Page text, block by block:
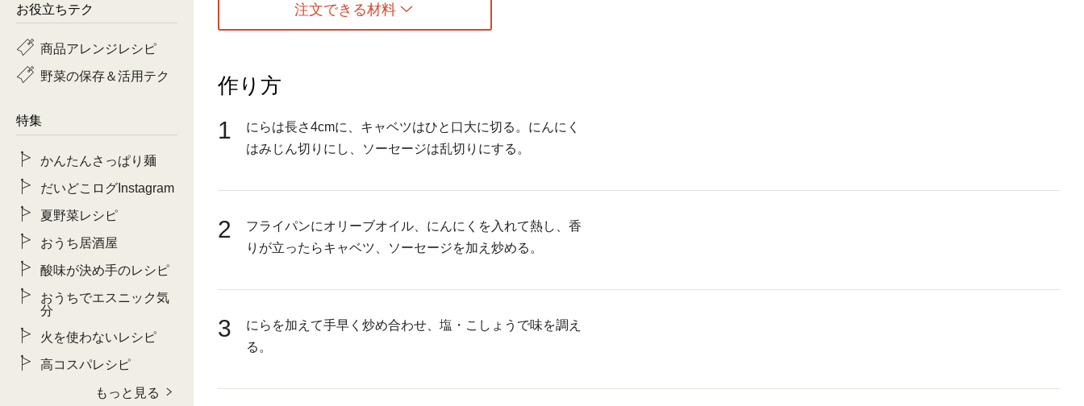
注文できる材料
作り方
1
にらは長さ4cmに、キャベツはひと口大に切る。にんにく
はみじん切りにし、ソーセージは乱切りにする。
2
フライパンにオリーブオイル、にんにくを入れて熱し、香
りが立ったらキャベツ、ソーセージを加え炒める。
3
にらを加えて手早く炒め合わせ、塩・こしょうで味を調え
る。
お役立ちテク
商品アレンジレシピ
野菜の保存＆活用テク
特集
かんたんさっぱり麺
だいどこログInstagram
夏野菜レシピ
おうち居酒屋
酸味が決め手のレシピ
おうちでエスニック気
分
火を使わないレシピ
高コスパレシピ
もっと見る